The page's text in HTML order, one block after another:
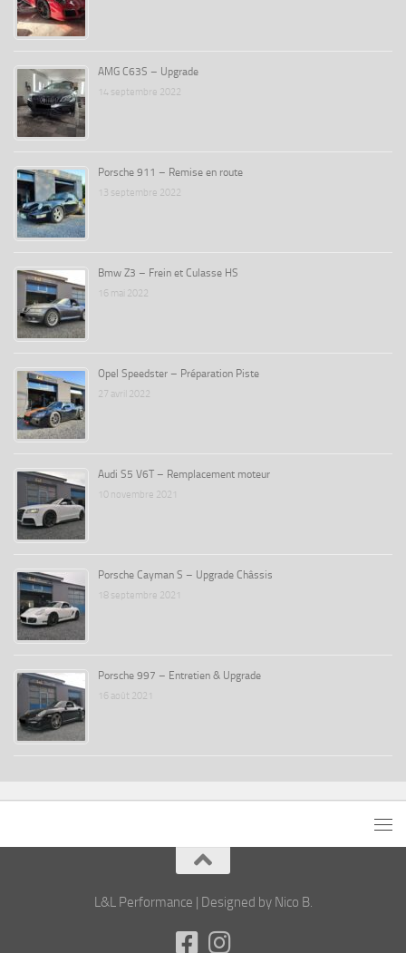
AMG C63S – Upgrade
14 septembre 2022
Porsche 911 – Remise en route
13 septembre 2022
Bmw Z3 – Frein et Culasse HS
16 mai 2022
Opel Speedster – Préparation Piste
27 avril 2022
Audi S5 V6T – Remplacement moteur
10 novembre 2021
Porsche Cayman S – Upgrade Châssis
18 septembre 2021
Porsche 997 – Entretien & Upgrade
16 août 2021
L&L Performance | Designed by Nico B.